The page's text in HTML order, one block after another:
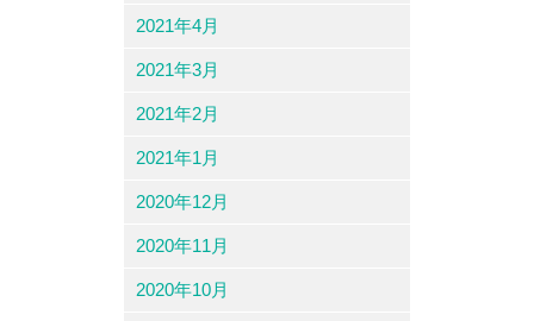
2021年4月
2021年3月
2021年2月
2021年1月
2020年12月
2020年11月
2020年10月